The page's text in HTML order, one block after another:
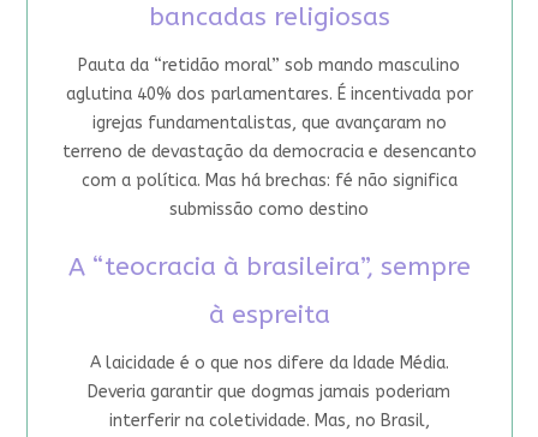
bancadas religiosas
Pauta da “retidão moral” sob mando masculino
aglutina 40% dos parlamentares. É incentivada por
igrejas fundamentalistas, que avançaram no
terreno de devastação da democracia e desencanto
com a política. Mas há brechas: fé não significa
submissão como destino
A “teocracia à brasileira”, sempre
à espreita
A laicidade é o que nos difere da Idade Média.
Deveria garantir que dogmas jamais poderiam
interferir na coletividade. Mas, no Brasil,